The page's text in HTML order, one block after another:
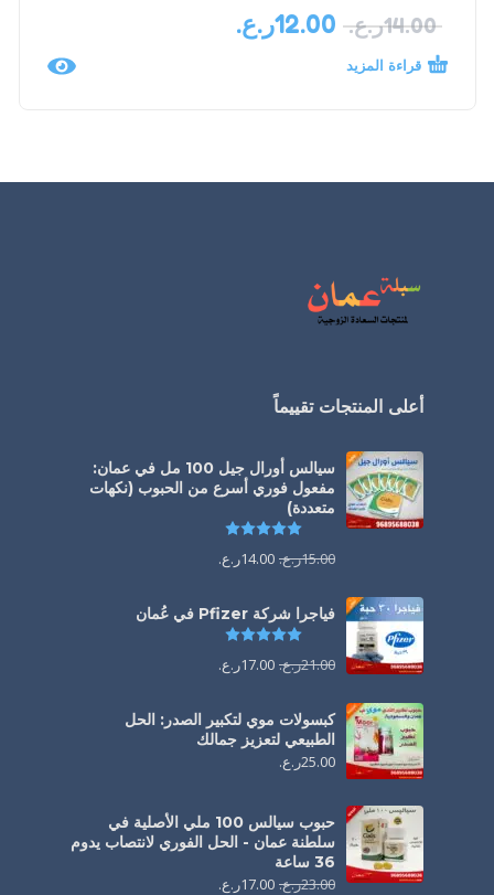
14.00ر.ع. 12.00ر.ع.
قراءة المزيد
أعلى المنتجات تقييماً
سيالس أورال جيل 100 مل في عمان:
مفعول فوري أسرع من الحبوب (نكهات
متعددة)
15.00ر.ع. 14.00ر.ع.
فياجرا شركة Pfizer في عُمان
21.00ر.ع. 17.00ر.ع.
كبسولات موي لتكبير الصدر: الحل
الطبيعي لتعزيز جمالك
25.00ر.ع.
حبوب سيالس 100 ملي الأصلية في
سلطنة عمان - الحل الفوري لانتصاب يدوم
36 ساعة
23.00ر.ع. 17.00ر.ع.